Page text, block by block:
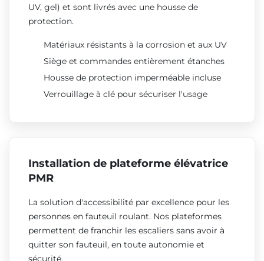
UV, gel) et sont livrés avec une housse de
protection.
Matériaux résistants à la corrosion et aux UV
Siège et commandes entièrement étanches
Housse de protection imperméable incluse
Verrouillage à clé pour sécuriser l'usage
Installation de plateforme élévatrice
PMR
La solution d'accessibilité par excellence pour les
personnes en fauteuil roulant. Nos plateformes
permettent de franchir les escaliers sans avoir à
quitter son fauteuil, en toute autonomie et
sécurité.